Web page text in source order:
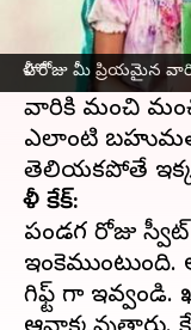
హోళీ రోజు మీ ప్రియమైన
పండగ అంటే పది
సంతోషం. ఆ
బహుమతులు.
వారికి మంచి
ఎలాంటి
హోళీ కేక్:
పండగ రోజు
గిఫ్ట్ గా